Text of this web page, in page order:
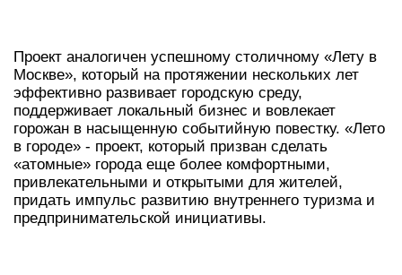
Проект аналогичен успешному столичному «Лету в
Москве», который на протяжении нескольких лет
эффективно развивает городскую среду,
поддерживает локальный бизнес и вовлекает
горожан в насыщенную событийную повестку. «Лето
в городе» - проект, который призван сделать
«атомные» города еще более комфортными,
привлекательными и открытыми для жителей,
придать импульс развитию внутреннего туризма и
предпринимательской инициативы.